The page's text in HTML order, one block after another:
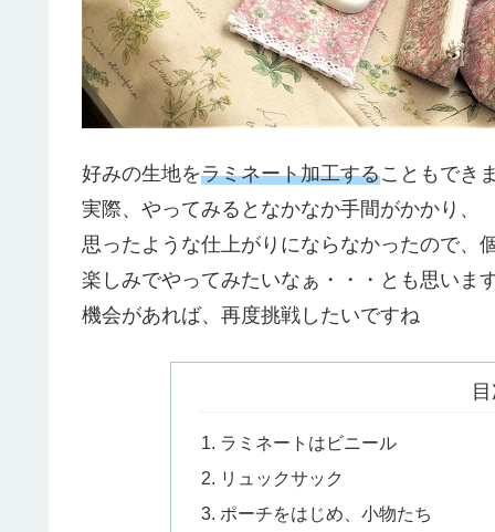
好みの生地をラミネート加工することもでき
実際、やってみるとなかなか手間がかかり、
思ったような仕上がりにならなかったので、
楽しみでやってみたいなぁ・・・とも思いま
機会があれば、再度挑戦したいですね
ラミネートはビニール
リュックサック
ポーチをはじめ、小物たち